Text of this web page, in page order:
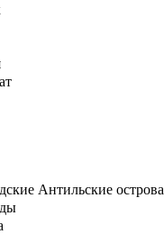
Антильские острова